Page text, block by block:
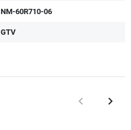
NM-60R710-06
GTV
Poprzedni
keyboard_arrow_left keyboard_arrow_right